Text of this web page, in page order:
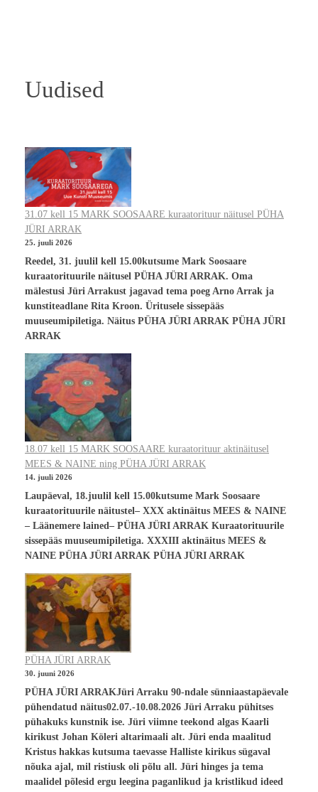
Uudised
31.07 kell 15 MARK SOOSAARE kuraatorituur näitusel PÜHA
JÜRI ARRAK
25. juuli 2026
Reedel, 31. juulil kell 15.00kutsume Mark Soosaare
kuraatorituurile näitusel PÜHA JÜRI ARRAK. Oma
mälestusi Jüri Arrakust jagavad tema poeg Arno Arrak ja
kunstiteadlane Rita Kroon. Üritusele sissepääs
muuseumipiletiga. Näitus PÜHA JÜRI ARRAK PÜHA JÜRI
ARRAK
18.07 kell 15 MARK SOOSAARE kuraatorituur aktinäitusel
MEES & NAINE ning PÜHA JÜRI ARRAK
14. juuli 2026
Laupäeval, 18.juulil kell 15.00kutsume Mark Soosaare
kuraatorituurile näitustel– XXX aktinäitus MEES & NAINE
– Läänemere lained– PÜHA JÜRI ARRAK Kuraatorituurile
sissepääs muuseumipiletiga. XXXIII aktinäitus MEES &
NAINE PÜHA JÜRI ARRAK PÜHA JÜRI ARRAK
PÜHA JÜRI ARRAK
30. juuni 2026
PÜHA JÜRI ARRAKJüri Arraku 90-ndale sünniaastapäevale
pühendatud näitus02.07.-10.08.2026 Jüri Arraku pühitses
pühakuks kunstnik ise. Jüri viimne teekond algas Kaarli
kirikust Johan Köleri altarimaali alt. Jüri enda maalitud
Kristus hakkas kutsuma taevasse Halliste kirikus sügaval
nõuka ajal, mil ristiusk oli põlu all. Jüri hinges ja tema
maalidel põlesid ergu leegina paganlikud ja kristlikud ideed